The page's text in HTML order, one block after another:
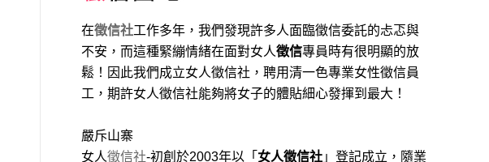
在徵信社工作多年，我們發現許多人面臨徵信委託的忐忑與
不安，而這種緊繃情緒在面對女人徵信專員時有很明顯的放
鬆！因此我們成立女人徵信社，聘用清一色專業女性徵信員
工，期許女人徵信社能夠將女子的體貼細心發揮到最大 ！
嚴斥山寨
女人徵信社-初創於2003年以「 女人徵信社 」登記成立，隨業